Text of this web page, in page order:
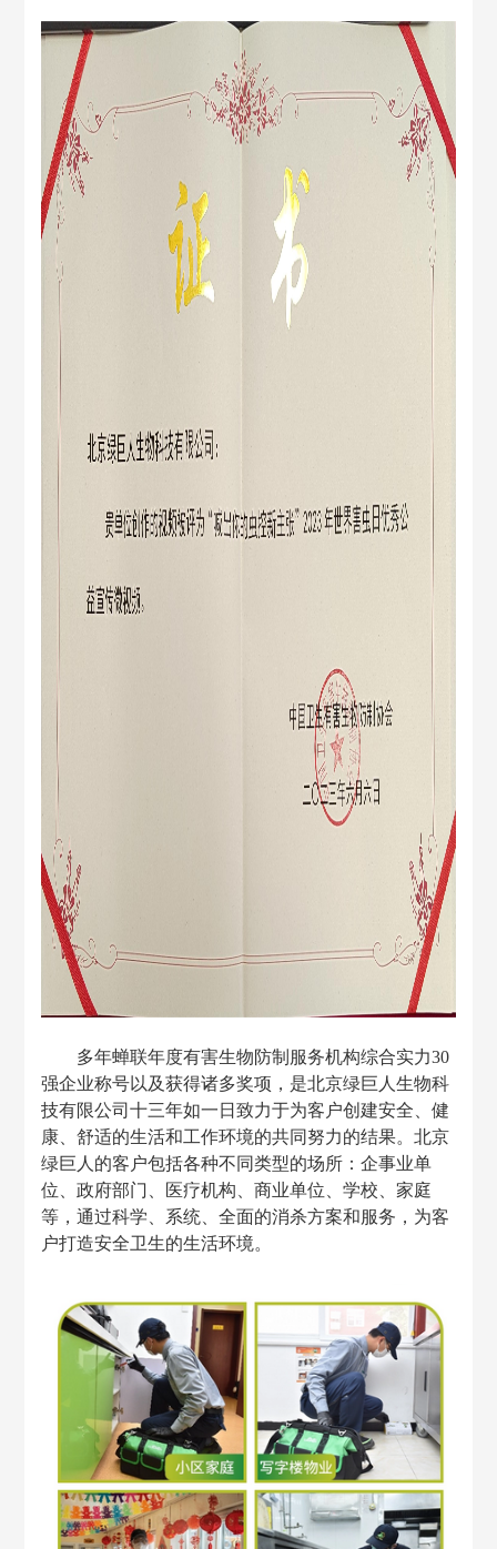
多年蝉联年度有害生物防制服务机构综合实力30
强企业称号以及获得诸多奖项，是北京绿巨人生物科
技有限公司十三年如一日致力于为客户创建安全、健
康、舒适的生活和工作环境的共同努力的结果。北京
绿巨人的客户包括各种不同类型的场所：企事业单
位、政府部门、医疗机构、商业单位、学校、家庭
等，通过科学、系统、全面的消杀方案和服务，为客
户打造安全卫生的生活环境。